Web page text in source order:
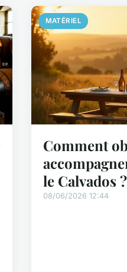
MATÉRIEL
Comment
le Calvados ?
08/06/2026 12:44